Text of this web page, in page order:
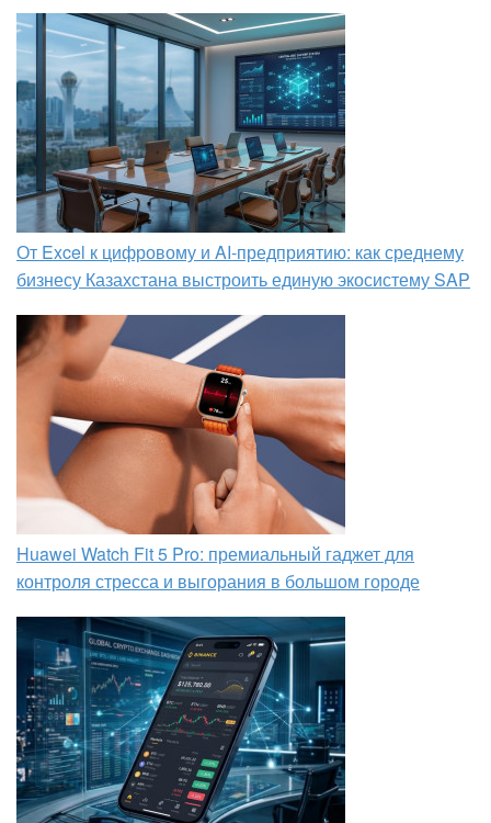
От Excel к цифровому и AI‑предприятию: как среднему
бизнесу Казахстана выстроить единую экосистему SAP
Huawei Watch Fit 5 Pro: премиальный гаджет для
контроля стресса и выгорания в большом городе